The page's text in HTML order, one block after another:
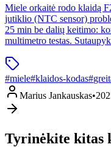
Miele orkaitė rodo klaidą
jutiklio (NTC sensor)
25 min be dalių keitimo:
multimetro testas.
#miele#klaidos-kodas#
Marius Jankauskas•
Tyrinėkite kitas